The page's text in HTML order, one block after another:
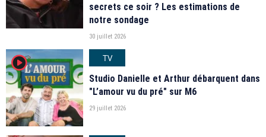
secrets ce soir ? Les estimations de
notre sondage
30 juillet 2026
player2
TV
Studio Danielle et Arthur débarquent dans
"L’amour vu du pré" sur M6
29 juillet 2026